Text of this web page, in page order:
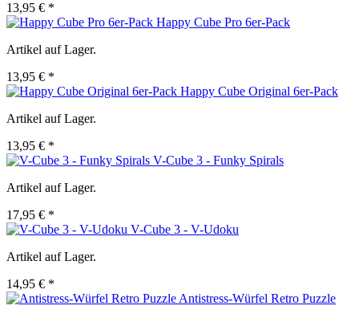
13,95 € *
Happy Cube Pro 6er-Pack
Artikel auf Lager.
13,95 € *
Happy Cube Original 6er-Pack
Artikel auf Lager.
13,95 € *
V-Cube 3 - Funky Spirals
Artikel auf Lager.
17,95 € *
V-Cube 3 - V-Udoku
Artikel auf Lager.
14,95 € *
Antistress-Würfel Retro Puzzle